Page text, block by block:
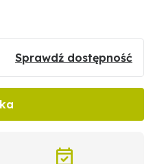
Sprawdź dostępność